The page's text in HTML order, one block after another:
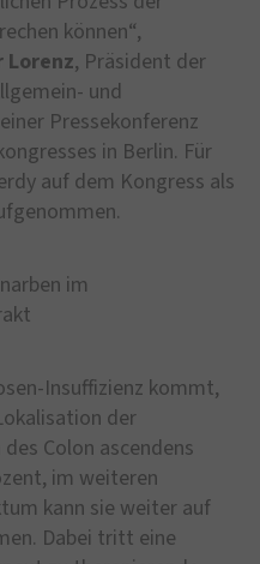
können“,
Lorenz, Präsident der
und
Pressekonferenz
in Berlin. Für
auf dem Kongress als
Insuffizienz kommt,
der
Colon ascendens
im weiteren
kann sie weiter auf
Dabei tritt eine